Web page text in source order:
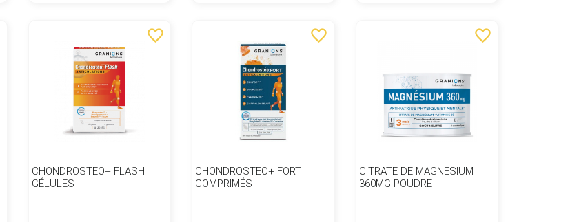
favorite_border
CHONDROSTEO+ FLASH
GÉLULES
favorite_border
CHONDROSTEO+ FORT
COMPRIMÉS
favorite_border
CITRATE DE MAGNESIUM
360MG POUDRE